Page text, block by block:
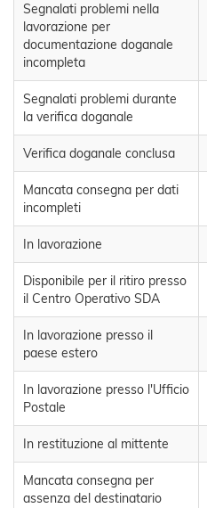
Segnalati problemi nella
lavorazione per
documentazione doganale
incompleta
Segnalati problemi durante
la verifica doganale
Verifica doganale conclusa
Mancata consegna per dati
incompleti
In lavorazione
Disponibile per il ritiro presso
il Centro Operativo SDA
In lavorazione presso il
paese estero
In lavorazione presso l'Ufficio
Postale
In restituzione al mittente
Mancata consegna per
assenza del destinatario